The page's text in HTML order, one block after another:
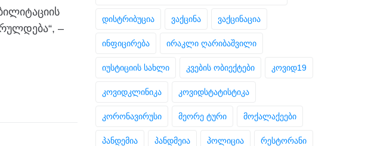
–
დისტრიბუცია ვაქცინა ვაქცინაცია
ინფიცირება ირაკლი ღარიბაშვილი
იუსტიციის სახლი კვების ობიექტები კოვიდ19
კოვიდკლინიკა კოვიდსტატისტიკა
კორონავირუსი მეორე ტური მოქალაქეები
პანდემია პანდმეია პოლიცია რესტორანი